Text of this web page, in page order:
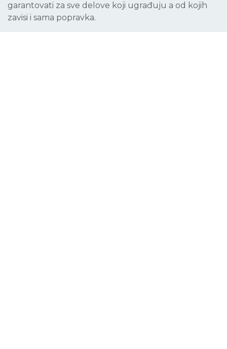
garantovati za sve delove koji ugrađuju a od kojih
zavisi i sama popravka.